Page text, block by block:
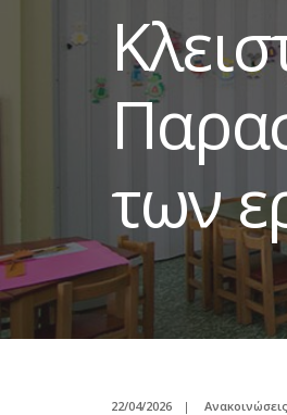
των
22/04/2026 | Ανακοινώσεις